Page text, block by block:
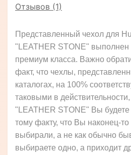
Отзывов (1)
Представленный чехол для
"LEATHER STONE" выполнен
премиум класса. Важно
факт, что чехлы,
каталогах, на 100%
таковыми в
"LEATHER STONE" Вы
тому факту, что Вы наконец-то
выбирали, а не как обычно
выбираете одно, а приходит